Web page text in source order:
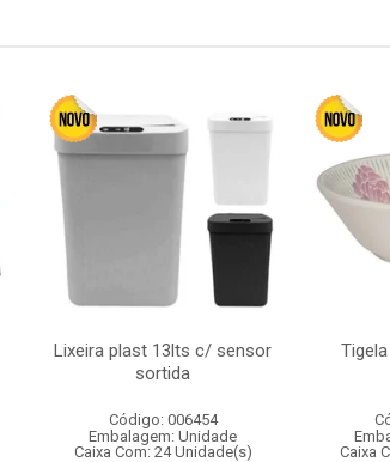
Lixeira plast 13lts c/ sensor
sortida
Código: 006454
Embalagem: Unidade
Caixa Com: 24 Unidade(s)
Caixa